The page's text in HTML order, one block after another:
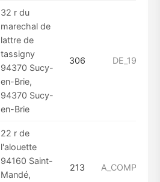
32 r du
marechal de
lattre de
tassigny
94370 Sucy-
en-Brie,
94370 Sucy-
en-Brie
306
22 r de
l'alouette
94160 Saint-
Mandé,
213